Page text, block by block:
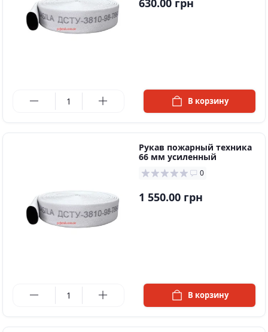
В корзину
Рукав пожарный техника
66 мм усиленный
0
1 550.00 грн
В корзину